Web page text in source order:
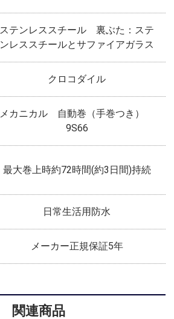
ステンレススチール 裏ぶた：ステ
ンレススチールとサファイアガラス
クロコダイル
メカニカル 自動巻（手巻つき）
9S66
最大巻上時約72時間(約3日間)持続
日常生活用防水
メーカー正規保証5年
関連商品